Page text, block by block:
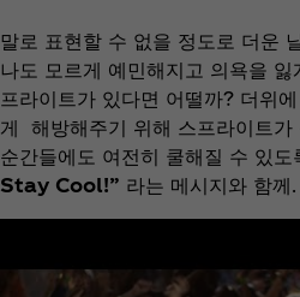
말로 표현할 수 없을 정도로 더운
나도 모르게 예민해지고 의욕을
프라이트가 있다면 어떨까? 더위
게 해방해주기 위해 스프라이트가
순간들에도 여전히 쿨해질 수 있도
Stay Cool!” 라는 메시지와 함께.